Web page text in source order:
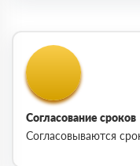
Согласование сроков
Согласовываются